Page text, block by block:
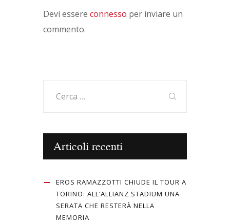
Devi essere connesso per inviare un
commento.
per:
Articoli recenti
EROS RAMAZZOTTI CHIUDE IL TOUR A
TORINO: ALL’ALLIANZ STADIUM UNA
SERATA CHE RESTERÀ NELLA
MEMORIA